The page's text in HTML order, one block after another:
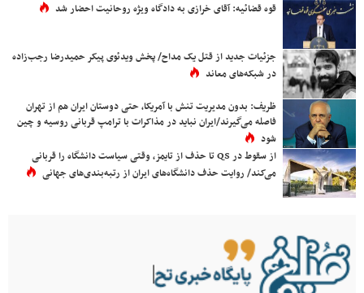
قوه قضائیه: آقای خرازی به دادگاه ویژه روحانیت احضار شد
جزئیات جدید از قتل یک مداح/ پخش ویدئوی پیکر حمیدرضا رجب‌زاده
در شبکه‌های معاند
ظریف: بدون مدیریت تنش با آمریکا، حتی دوستان ایران هم از تهران
فاصله می‌گیرند/ایران نباید در مذاکرات با ترامپ قربانی روسیه و چین
شود
از سقوط در QS تا حذف از تایمز، وقتی سیاست دانشگاه را قربانی
می‌کند/ روایت حذف دانشگاه‌های ایران از رتبه‌بندی‌های جهانی